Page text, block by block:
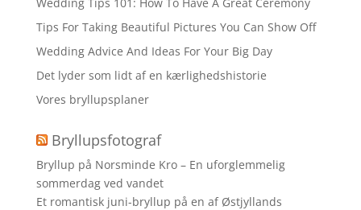
Tips For Taking Beautiful Pictures You Can Show Off
Wedding Advice And Ideas For Your Big Day
Det lyder som lidt af en kærlighedshistorie
Vores bryllupsplaner
Bryllupsfotograf
Bryllup på Norsminde Kro – En uforglemmelig
sommerdag ved vandet
Et romantisk juni-bryllup på en af Østjyllands